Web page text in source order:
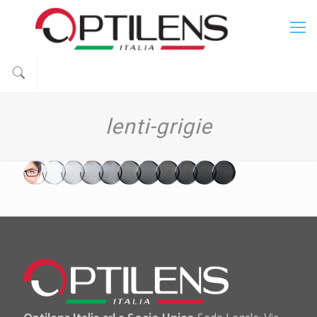
lenti-grigie